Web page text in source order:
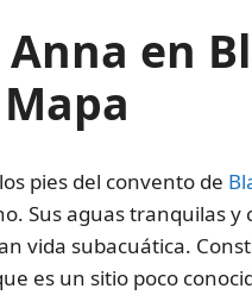
en
pies del convento de
Sus aguas tranquilas y
vida subacuática.
es un sitio poco